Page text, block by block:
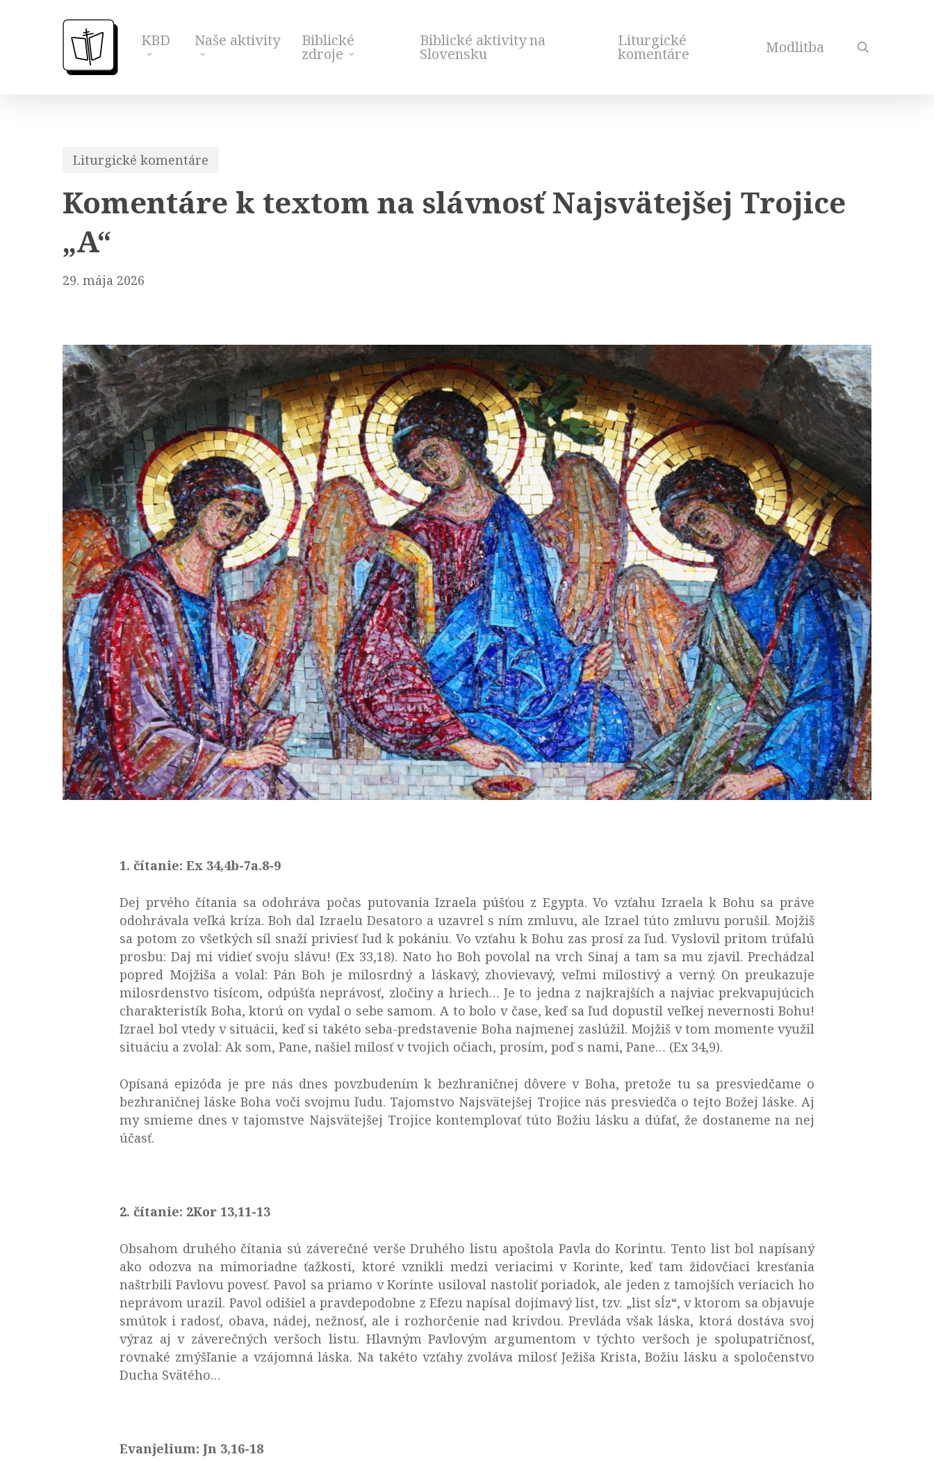
KBD Naše aktivity Biblické
zdroje
Biblické aktivity na
Slovensku
Liturgické
komentáre Modlitba
Liturgické komentáre
Komentáre k textom na slávnosť Najsvätejšej Trojice
„A“
29. mája 2026
1. čítanie: Ex 34,4b-7a.8-9
Dej prvého čítania sa odohráva počas putovania Izraela púšťou z Egypta. Vo vzťahu Izraela k Bohu sa práve
odohrávala veľká kríza. Boh dal Izraelu Desatoro a uzavrel s ním zmluvu, ale Izrael túto zmluvu porušil. Mojžiš
sa potom zo všetkých síl snaží priviesť ľud k pokániu. Vo vzťahu k Bohu zas prosí za ľud. Vyslovil pritom trúfalú
prosbu: Daj mi vidieť svoju slávu! (Ex 33,18). Nato ho Boh povolal na vrch Sinaj a tam sa mu zjavil. Prechádzal
popred Mojžiša a volal: Pán Boh je milosrdný a láskavý, zhovievavý, veľmi milostivý a verný. On preukazuje
milosrdenstvo tisícom, odpúšťa neprávosť, zločiny a hriech… Je to jedna z najkrajších a najviac prekvapujúcich
charakteristík Boha, ktorú on vydal o sebe samom. A to bolo v čase, keď sa ľud dopustil veľkej nevernosti Bohu!
Izrael bol vtedy v situácii, keď si takéto seba-predstavenie Boha najmenej zaslúžil. Mojžiš v tom momente využil
situáciu a zvolal: Ak som, Pane, našiel milosť v tvojich očiach, prosím, poď s nami, Pane… (Ex 34,9).
Opísaná epizóda je pre nás dnes povzbudením k bezhraničnej dôvere v Boha, pretože tu sa presviedčame o
bezhraničnej láske Boha voči svojmu ľudu. Tajomstvo Najsvätejšej Trojice nás presviedča o tejto Božej láske. Aj
my smieme dnes v tajomstve Najsvätejšej Trojice kontemplovať túto Božiu lásku a dúfať, že dostaneme na nej
účasť.
2. čítanie: 2Kor 13,11-13
Obsahom druhého čítania sú záverečné verše Druhého listu apoštola Pavla do Korintu. Tento list bol napísaný
ako odozva na mimoriadne ťažkosti, ktoré vznikli medzi veriacimi v Korinte, keď tam židovčiaci kresťania
naštrbili Pavlovu povesť. Pavol sa priamo v Korinte usiloval nastoliť poriadok, ale jeden z tamojších veriacich ho
neprávom urazil. Pavol odišiel a pravdepodobne z Efezu napísal dojímavý list, tzv. „list sĺz“, v ktorom sa objavuje
smútok i radosť, obava, nádej, nežnosť, ale i rozhorčenie nad krivdou. Prevláda však láska, ktorá dostáva svoj
výraz aj v záverečných veršoch listu. Hlavným Pavlovým argumentom v týchto veršoch je spolupatričnosť,
rovnaké zmýšľanie a vzájomná láska. Na takéto vzťahy zvoláva milosť Ježiša Krista, Božiu lásku a spoločenstvo
Ducha Svätého…
Evanjelium: Jn 3,16-18